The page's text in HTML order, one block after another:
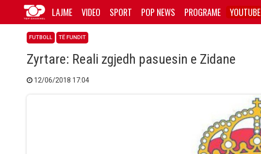
LAJME VIDEO SPORT POP NEWS PROGRAME YOUTUBE
FUTBOLL TË FUNDIT
Zyrtare: Reali zgjedh pasuesin e Zidane
12/06/2018 17:04